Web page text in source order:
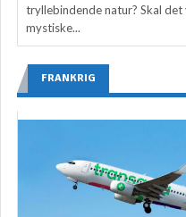
tryllebindende natur? Skal
mystiske...
FRANKRIG